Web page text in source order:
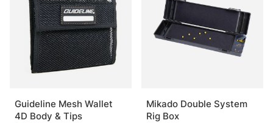
Guideline Mesh Wallet
4D Body & Tips
Mikado Double System
Rig Box